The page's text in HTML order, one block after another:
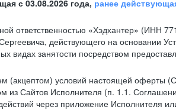
с 03.08.2026 года, ранее
ответственностью «Хэдхантер» (ИНН
действующего на основании
видах занятости посредством
(акцептом) условий настоящей оферты
из Сайтов Исполнителя (п. 1.1.
через приложение Исполнителя